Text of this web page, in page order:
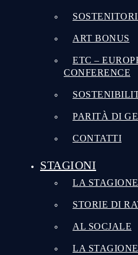
ART BONUS
ETC –
CONFERENCE
PARITÀ DI
CONTATTI
STAGIONI
LA
STORIE DI
AL SOCJALE
LA